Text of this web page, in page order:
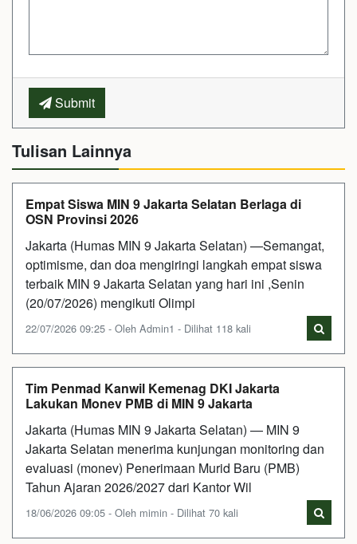
Submit
Tulisan Lainnya
Empat Siswa MIN 9 Jakarta Selatan Berlaga di
OSN Provinsi 2026
Jakarta (Humas MIN 9 Jakarta Selatan) —Semangat,
optimisme, dan doa mengiringi langkah empat siswa
terbaik MIN 9 Jakarta Selatan yang hari ini ,Senin
(20/07/2026) mengikuti Olimpi
22/07/2026 09:25 - Oleh Admin1 - Dilihat 118 kali
Tim Penmad Kanwil Kemenag DKI Jakarta
Lakukan Monev PMB di MIN 9 Jakarta
Jakarta (Humas MIN 9 Jakarta Selatan) — MIN 9
Jakarta Selatan menerima kunjungan monitoring dan
evaluasi (monev) Penerimaan Murid Baru (PMB)
Tahun Ajaran 2026/2027 dari Kantor Wil
18/06/2026 09:05 - Oleh mimin - Dilihat 70 kali